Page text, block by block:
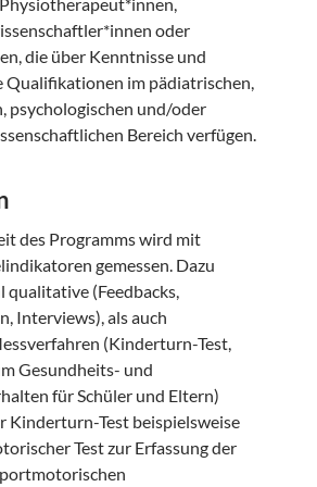
oder
die über Kenntnisse und
Qualifikationen im pädiatrischen,
psychologischen und/oder
Bereich verfügen.
des Programms wird mit
gemessen. Dazu
qualitative (Feedbacks,
Interviews), als auch
(Kinderturn-Test,
Gesundheits- und
für Schüler und Eltern)
Kinderturn-Test beispielsweise
Test zur Erfassung der